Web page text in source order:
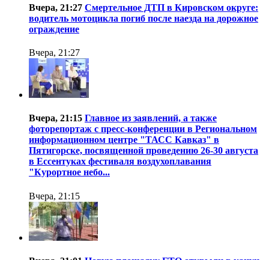
Вчера, 21:27 Смертельное ДТП в Кировском округе:
водитель мотоцикла погиб после наезда на дорожное
ограждение
Вчера, 21:27
Вчера, 21:15 Главное из заявлений, а также
фоторепортаж с пресс-конференции в Региональном
информационном центре "ТАСС Кавказ" в
Пятигорске, посвященной проведению 26-30 августа
в Ессентуках фестиваля воздухоплавания
"Курортное небо...
Вчера, 21:15